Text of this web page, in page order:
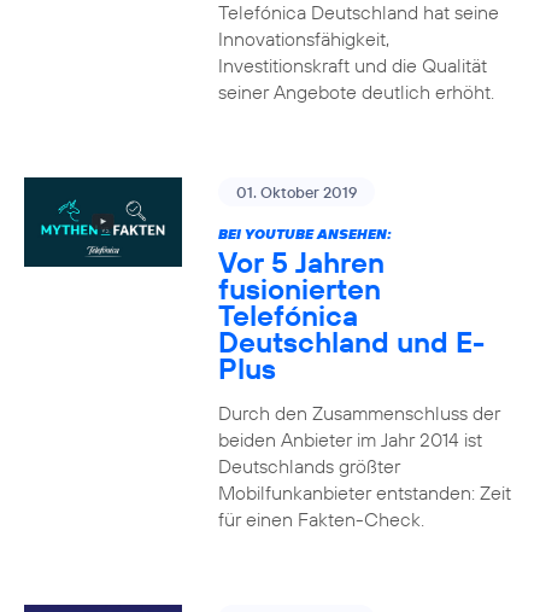
Telefónica Deutschland hat seine
Innovationsfähigkeit,
Investitionskraft und die Qualität
seiner Angebote deutlich erhöht.
01. Oktober 2019
BEI YOUTUBE ANSEHEN:
Vor 5 Jahren
fusionierten
Telefónica
Deutschland und E-
Plus
Durch den Zusammenschluss der
beiden Anbieter im Jahr 2014 ist
Deutschlands größter
Mobilfunkanbieter entstanden: Zeit
für einen Fakten-Check.